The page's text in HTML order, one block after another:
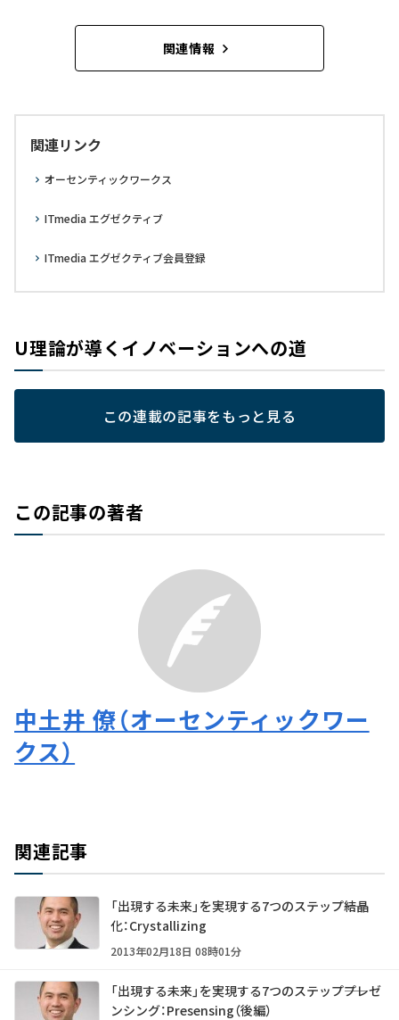
関連情報
関連リンク
オーセンティックワークス
ITmedia エグゼクティブ
ITmedia エグゼクティブ会員登録
U理論が導くイノベーションへの道
この連載の記事をもっと見る
この記事の著者
中土井 僚（オーセンティックワー
クス）
関連記事
「出現する未来」を実現する7つのステップ――結晶
化：Crystallizing
2013年02月18日 08時01分
「出現する未来」を実現する7つのステップ――プレゼ
ンシング：Presensing（後編）